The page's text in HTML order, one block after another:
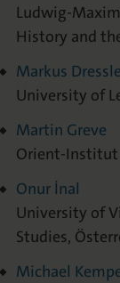
Ludwig-
History and
Markus
University of
Martin Greve
Orient-Institut
Onur İnal
University of
Studies,
Michael